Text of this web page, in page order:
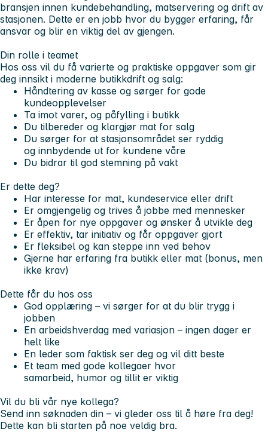
bransjen innen kundebehandling, matservering og drift av
stasjonen. Dette er en jobb hvor du bygger erfaring, får
ansvar og blir en viktig del av gjengen.
Din rolle i teamet
Hos oss vil du få varierte og praktiske oppgaver som gir
deg innsikt i moderne butikkdrift og salg:
Håndtering av kasse og sørger for gode
kundeopplevelser
Ta imot varer, og påfylling i butikk
Du tilbereder og klargjør mat for salg
Du sørger for at stasjonsområdet ser ryddig
og innbydende ut for kundene våre
Du bidrar til god stemning på vakt
Er dette deg?
Har interesse for mat, kundeservice eller drift
Er omgjengelig og trives å jobbe med mennesker
Er åpen for nye oppgaver og ønsker å utvikle deg
Er effektiv, tar initiativ og får oppgaver gjort
Er fleksibel og kan steppe inn ved behov
Gjerne har erfaring fra butikk eller mat (bonus, men
ikke krav)
Dette får du hos oss
God opplæring – vi sørger for at du blir trygg i
jobben
En arbeidshverdag med variasjon – ingen dager er
helt like
En leder som faktisk ser deg og vil ditt beste
Et team med gode kollegaer hvor
samarbeid, humor og tillit er viktig
Vil du bli vår nye kollega?
Send inn søknaden din – vi gleder oss til å høre fra deg!
Dette kan bli starten på noe veldig bra.